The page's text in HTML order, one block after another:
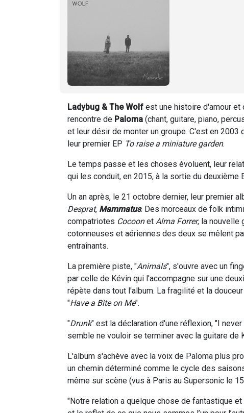
Ladybug & The Wolf est une histoire d'amour et
rencontre de Paloma (chant, guitare, piano,
et leur désir de monter un groupe. C'est en
leur premier EP To raise a miniature garden.
Le temps passe et les choses évoluent, leur
qui les conduit, en 2015, à la sortie du deuxième
Un an après, le 21 octobre dernier, leur premier
Desprat, Mammatus. Des morceaux de folk
compatriotes Cocoonet Alma Forrer, la nouvelle
cotonneuses et aériennes des deux se mêlent
entraînants.
La première piste, "Animals", s'ouvre avec un
par celle de Kévin qui l'accompagne sur une
répète dans tout l'album. La fragilité et la
"Have a Bite on Me".
"Drunk" est la déclaration d'une réflexion, "I
semble ne vouloir se terminer avec la guitare de
L'album s'achève avec la voix de Paloma plus
un chemin déterminé comme le cycle des
même sur scène (vus à Paris au Supersonic le
"Notre relation a quelque chose de fantastique